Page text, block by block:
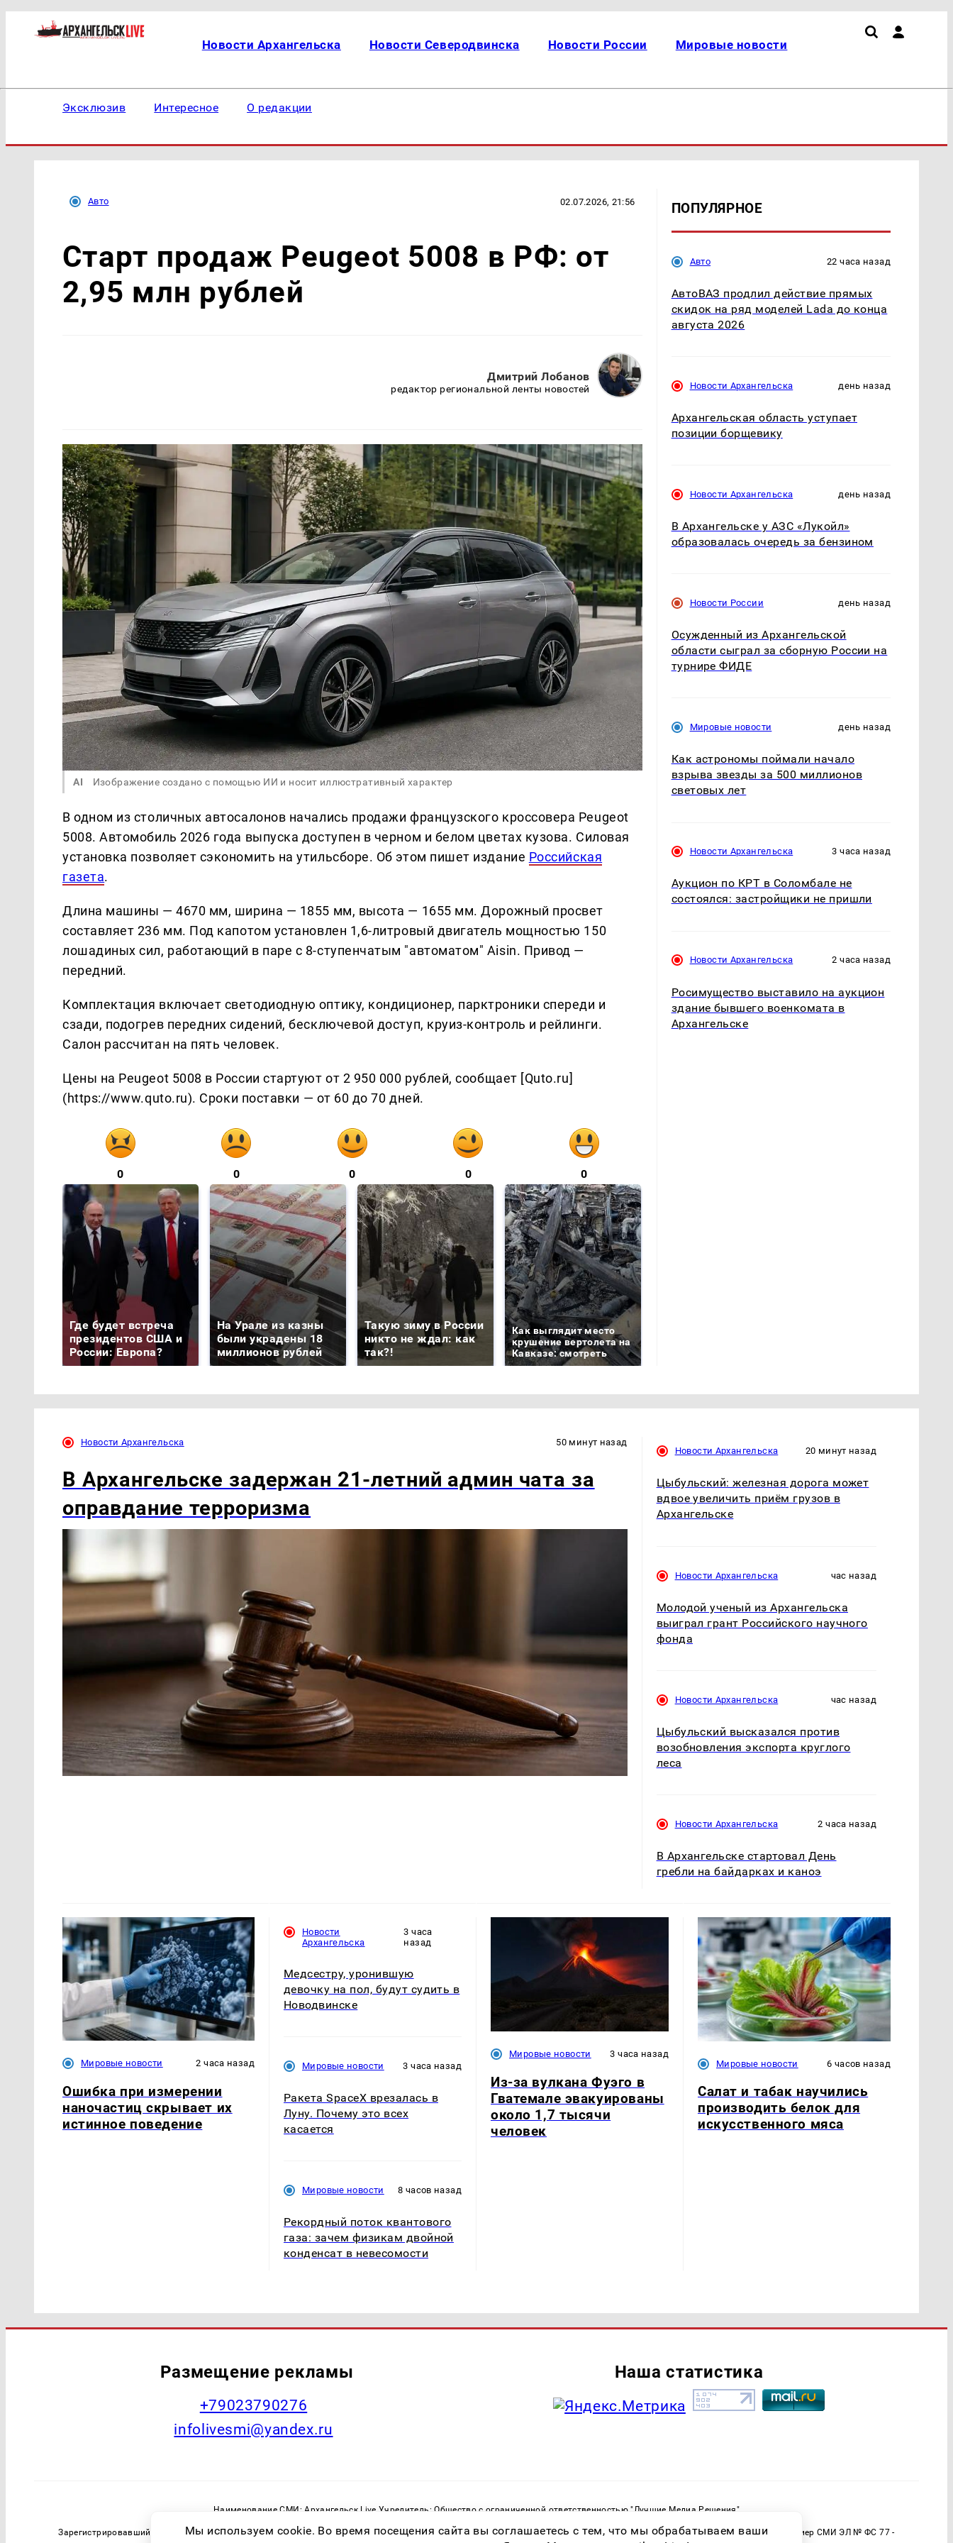
Новости Архангельска Новости Северодвинска Новости России Мировые новости
Эксклюзив Интересное О редакции
Авто 02.07.2026, 21:56
Старт продаж Peugeot 5008 в РФ: от
2,95 млн рублей
Дмитрий Лобанов
редактор региональной ленты новостей
AI Изображение создано с помощью ИИ и носит иллюстративный характер
В одном из столичных автосалонов начались продажи французского кроссовера Peugeot
5008. Автомобиль 2026 года выпуска доступен в черном и белом цветах кузова. Силовая
установка позволяет сэкономить на утильсборе. Об этом пишет издание Российская
газета.
Длина машины — 4670 мм, ширина — 1855 мм, высота — 1655 мм. Дорожный просвет
составляет 236 мм. Под капотом установлен 1,6-литровый двигатель мощностью 150
лошадиных сил, работающий в паре с 8-ступенчатым "автоматом" Aisin. Привод —
передний.
Комплектация включает светодиодную оптику, кондиционер, парктроники спереди и
сзади, подогрев передних сидений, бесключевой доступ, круиз-контроль и рейлинги.
Салон рассчитан на пять человек.
Цены на Peugeot 5008 в России стартуют от 2 950 000 рублей, сообщает [Quto.ru]
(https://www.quto.ru). Сроки поставки — от 60 до 70 дней.
0 0 0 0 0
Где будет встреча
президентов США и
России: Европа?
На Урале из казны
были украдены 18
миллионов рублей
Такую зиму в России
никто не ждал: как
так?!
Как выглядит место
крушение вертолета на
Кавказе: смотреть
ПОПУЛЯРНОЕ
Авто 22 часа назад
АвтоВАЗ продлил действие прямых
скидок на ряд моделей Lada до конца
августа 2026
Новости Архангельска день назад
Архангельская область уступает
позиции борщевику
Новости Архангельска день назад
В Архангельске у АЗС «Лукойл»
образовалась очередь за бензином
Новости России день назад
Осужденный из Архангельской
области сыграл за сборную России на
турнире ФИДЕ
Мировые новости день назад
Как астрономы поймали начало
взрыва звезды за 500 миллионов
световых лет
Новости Архангельска 3 часа назад
Аукцион по КРТ в Соломбале не
состоялся: застройщики не пришли
Новости Архангельска 2 часа назад
Росимущество выставило на аукцион
здание бывшего военкомата в
Архангельске
Новости Архангельска 50 минут назад
В Архангельске задержан 21-летний админ чата за
оправдание терроризма
Новости Архангельска 20 минут назад
Цыбульский: железная дорога может
вдвое увеличить приём грузов в
Архангельске
Новости Архангельска час назад
Молодой ученый из Архангельска
выиграл грант Российского научного
фонда
Новости Архангельска час назад
Цыбульский высказался против
возобновления экспорта круглого
леса
Новости Архангельска 2 часа назад
В Архангельске стартовал День
гребли на байдарках и каноэ
Мировые новости 2 часа назад
Ошибка при измерении
наночастиц скрывает их
истинное поведение
Новости
Архангельска
3 часа
назад
Медсестру, уронившую
девочку на пол, будут судить в
Новодвинске
Мировые новости 3 часа назад
Ракета SpaceX врезалась в
Луну. Почему это всех
касается
Мировые новости 8 часов назад
Рекордный поток квантового
газа: зачем физикам двойной
конденсат в невесомости
Мировые новости 3 часа назад
Из-за вулкана Фуэго в
Гватемале эвакуированы
около 1,7 тысячи
человек
Мировые новости 6 часов назад
Салат и табак научились
производить белок для
искусственного мяса
Размещение рекламы
+79023790276
infolivesmi@yandex.ru
Наша статистика
Наименование СМИ: Архангельск Live Учредитель: Общество с ограниченной ответственностью "Лучшие Медиа Решения"
Зарегистрировавший орган: Федеральная служба по надзору в сфере связи, информационных технологий и массовых коммуникаций (Роскомнадзор) Регистрационный номер СМИ ЭЛ № ФС 77 -
Мы используем cookie. Во время посещения сайта вы соглашаетесь с тем, что мы обрабатываем ваши